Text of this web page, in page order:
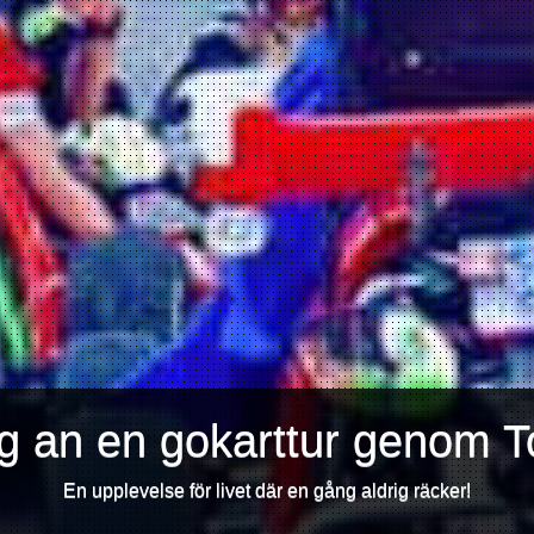
an en gokarttur genom
En upplevelse för livet där en gång aldrig räcker!